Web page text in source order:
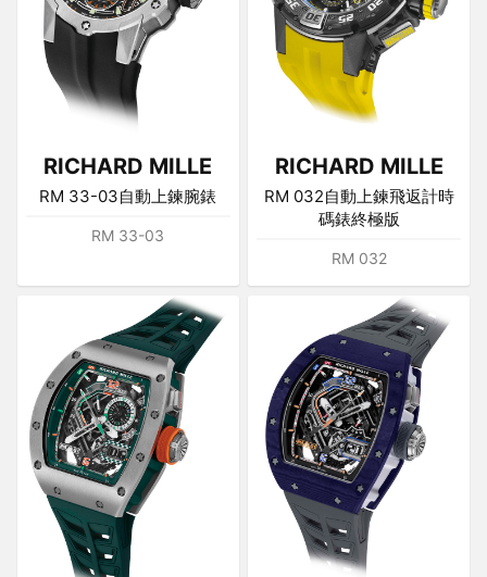
RICHARD MILLE
RM 33-03自動上鍊腕錶
RM 33-03
RICHARD MILLE
RM 032自動上鍊飛返計時
碼錶終極版
RM 032